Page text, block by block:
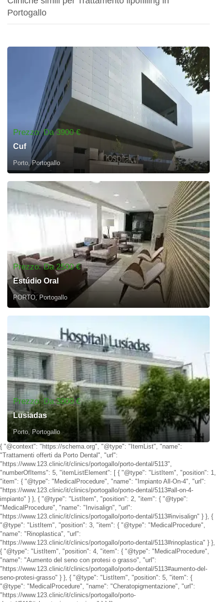
Portogallo
Prezzo: Da 3900 €
Cuf
Porto, Portogallo
Prezzo: Da 2500 €
Estúdio Oral
PORTO, Portogallo
Prezzo: Da 3000 €
Lusiadas
Porto​, Portogallo
{ "@context": "https://schema.org", "@type": "ItemList", "name":
"Trattamenti offerti da Porto Dental", "url":
"https://www.123.clinic/it/clinics/portogallo/porto-dental/5113",
"numberOfItems": 5, "itemListElement": [ { "@type": "ListItem", "position": 1,
"item": { "@type": "MedicalProcedure", "name": "Impianto All-On-4", "url":
"https://www.123.clinic/it/clinics/portogallo/porto-dental/5113#all-on-4-
impianto" } }, { "@type": "ListItem", "position": 2, "item": { "@type":
"MedicalProcedure", "name": "Invisalign", "url":
"https://www.123.clinic/it/clinics/portogallo/porto-dental/5113#invisalign" } }, {
"@type": "ListItem", "position": 3, "item": { "@type": "MedicalProcedure",
"name": "Rinoplastica", "url":
"https://www.123.clinic/it/clinics/portogallo/porto-dental/5113#rinoplastica" } },
{ "@type": "ListItem", "position": 4, "item": { "@type": "MedicalProcedure",
"name": "Aumento del seno con protesi o grasso", "url":
"https://www.123.clinic/it/clinics/portogallo/porto-dental/5113#aumento-del-
seno-protesi-grasso" } }, { "@type": "ListItem", "position": 5, "item": {
"@type": "MedicalProcedure", "name": "Cheratopigmentazione", "url":
"https://www.123.clinic/it/clinics/portogallo/porto-